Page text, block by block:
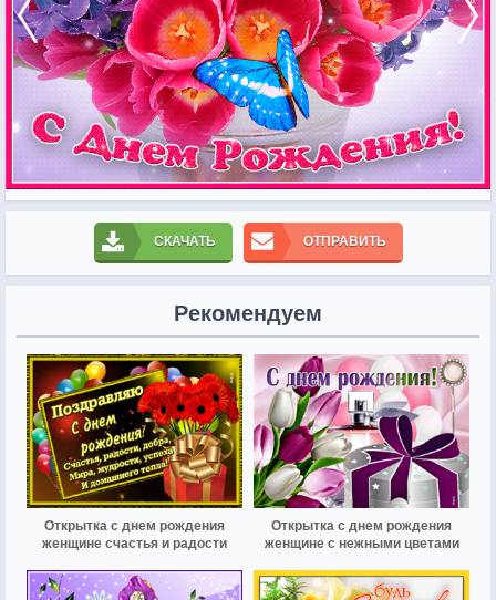
СКАЧАТЬ ОТПРАВИТЬ
Рекомендуем
Открытка с днем рождения
женщине счастья и радости
Открытка с днем рождения
женщине с нежными цветами